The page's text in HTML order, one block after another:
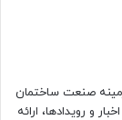
صنعت ساختمان
و رویدادها، ارائه